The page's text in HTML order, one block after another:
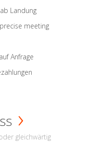
Landung
meeting
Anfrage
gleichwärtig